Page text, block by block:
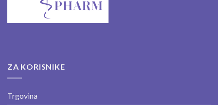
ZA KORISNIKE
Trgovina